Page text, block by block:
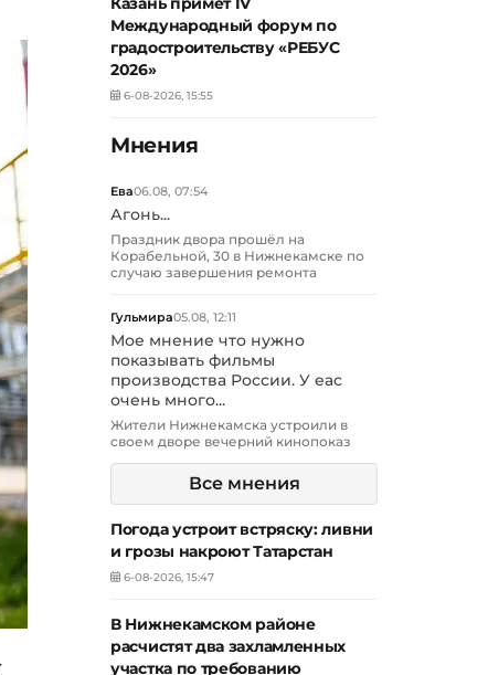
Международный форум по
градостроительству «РЕБУС
2026»
6-08-2026, 15:55
Мнения
Ева06.08, 07:54
Агонь...
Праздник двора прошёл на
Корабельной, 30 в Нижнекамске по
случаю завершения ремонта
Гульмира05.08, 12:11
Мое мнение что нужно
показывать фильмы
производства России. У еас
очень много...
Жители Нижнекамска устроили в
своем дворе вечерний кинопоказ
Все мнения
Погода устроит встряску: ливни
и грозы накроют Татарстан
6-08-2026, 15:47
В Нижнекамском районе
расчистят два захламленных
участка по требованию